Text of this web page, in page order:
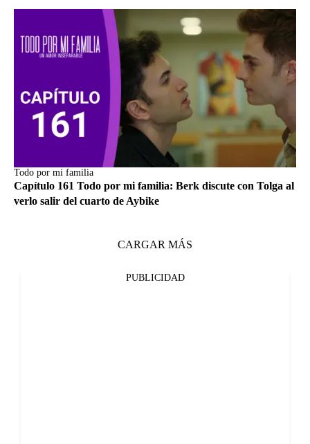
Todo por mi familia
Capítulo 161 Todo por mi familia: Berk discute con Tolga al
verlo salir del cuarto de Aybike
CARGAR MÁS
PUBLICIDAD